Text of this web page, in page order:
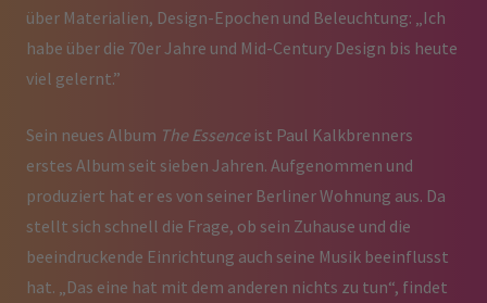
über Materialien, Design-Epochen und Beleuchtung: „Ich
habe über die 70er Jahre und Mid-Century Design bis heute
viel gelernt.”
Sein neues Album The Essenceist Paul Kalkbrenners
erstes Album seit sieben Jahren. Aufgenommen und
produziert hat er es von seiner Berliner Wohnung aus. Da
stellt sich schnell die Frage, ob sein Zuhause und die
beeindruckende Einrichtung auch seine Musik beeinflusst
hat. „Das eine hat mit dem anderen nichts zu tun“, findet